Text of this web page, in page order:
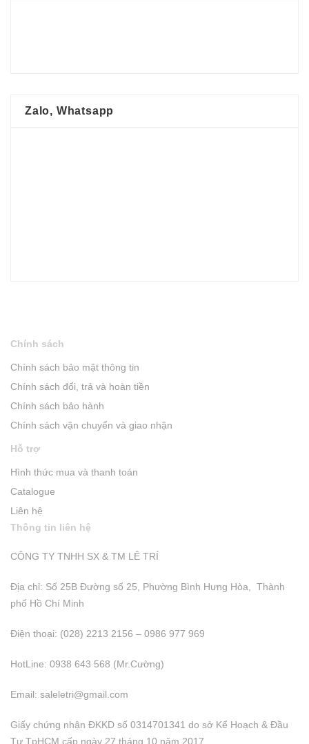
Zalo, Whatsapp
Chính sách
Chính sách bảo mật thông tin
Chính sách đổi, trả và hoàn tiền
Chính sách bảo hành
Chính sách vận chuyển và giao nhận
Hỗ trợ
Hình thức mua và thanh toán
Catalogue
Liên hệ
Thông tin liên hệ
CÔNG TY TNHH SX & TM LÊ TRÍ
Địa chỉ: Số 25B Đường số 25, Phường Bình Hưng Hòa, Thành
phố Hồ Chí Minh
Điện thoại: (028) 2213 2156 – 0986 977 969
HotLine: 0938 643 568 (Mr.Cường)
Email: saleletri@gmail.com
Giấy chứng nhận ĐKKD số 0314701341 do sở Kể Hoạch & Đầu
Tư TpHCM cấp ngày 27 tháng 10 năm 2017